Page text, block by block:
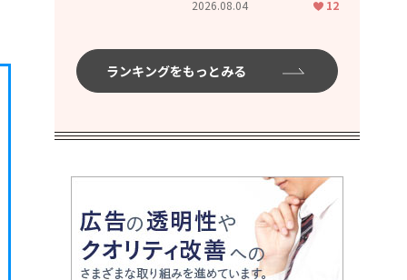
2026.08.04 12
ランキングをもっとみる